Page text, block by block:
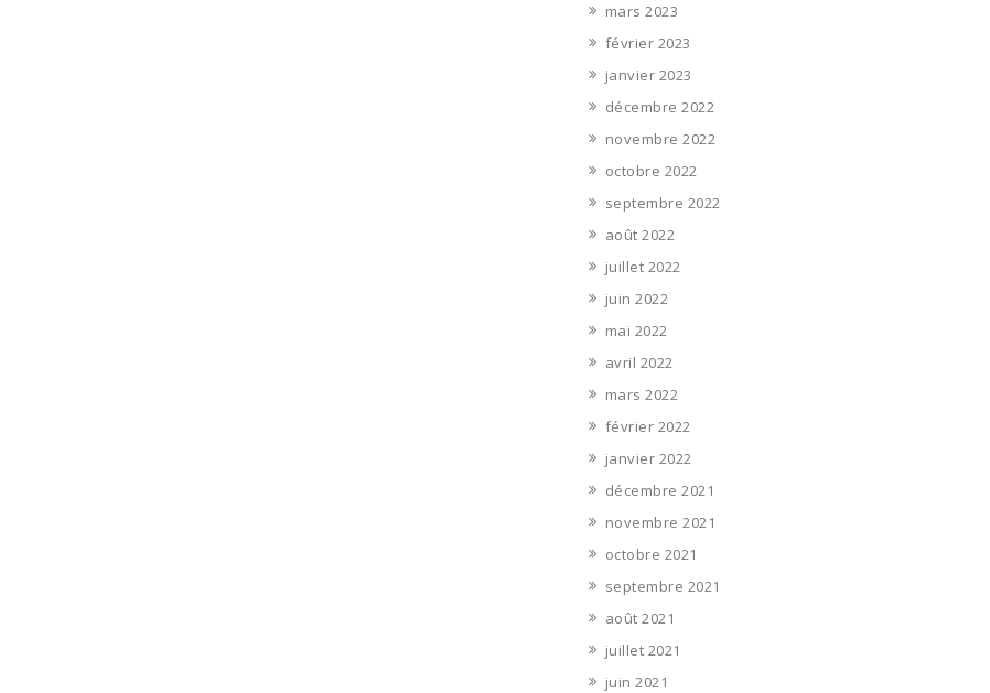
mars 2023
février 2023
janvier 2023
décembre 2022
novembre 2022
octobre 2022
septembre 2022
août 2022
juillet 2022
juin 2022
mai 2022
avril 2022
mars 2022
février 2022
janvier 2022
décembre 2021
novembre 2021
octobre 2021
septembre 2021
août 2021
juillet 2021
juin 2021